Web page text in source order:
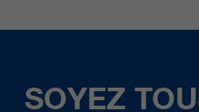
SOYEZ